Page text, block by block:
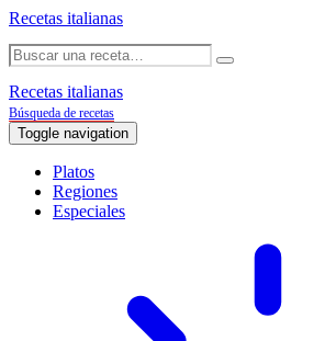
Recetas italianas
Recetas italianas
Búsqueda de recetas
Toggle navigation
Platos
Regiones
Especiales